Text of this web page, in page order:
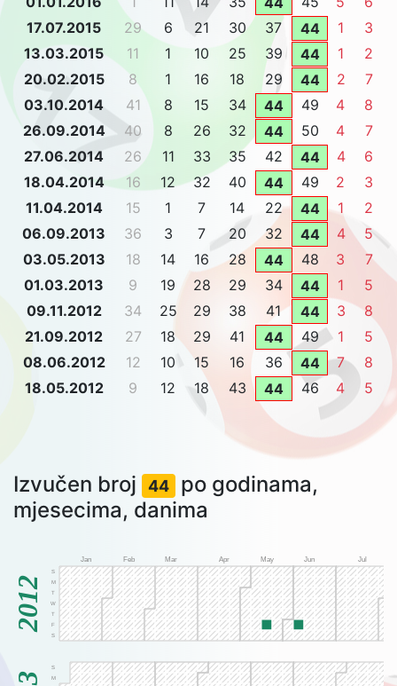
17.07.2015
29 6 21 30 37 44 1
3
13.03.2015
11 1 10 25 39 44 1
2
20.02.2015
8 1 16 18 29 44 2
7
03.10.2014
41 8 15 34 44 49 4
8
26.09.2014
40 8 26 32 44 50 4
7
27.06.2014
26 11 33 35 42 44 4
6
18.04.2014
16 12 32 40 44 49 2
3
11.04.2014
15 1 7 14 22 44 1
2
06.09.2013
36 3 7 20 32 44 4
5
03.05.2013
18 14 16 28 44 48 3
7
01.03.2013
9 19 28 29 34 44 1
5
09.11.2012
34 25 29 38 41 44 3
8
21.09.2012
27 18 29 41 44 49 1
5
08.06.2012
12 10 15 16 36 44 7
8
18.05.2012
9 12 18 43 44 46 4 5
Izvučen broj 44
po godinama,
mjesecima, danima
Jan Feb Mar Apr May Jun Jul
2012
S
M
T
W
T
F
S
S
M